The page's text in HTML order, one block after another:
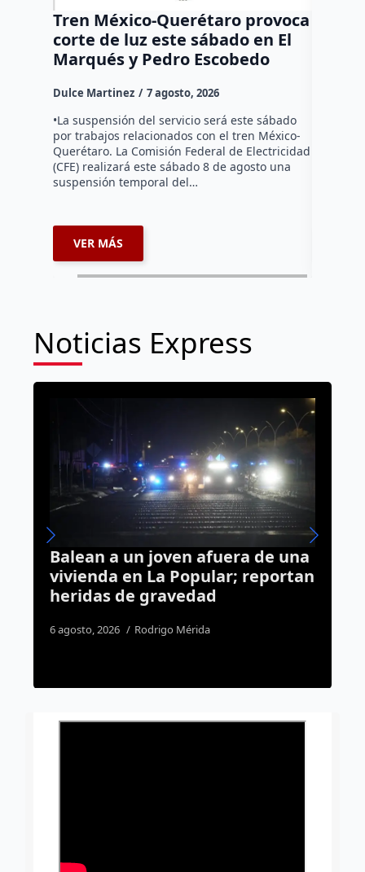
Tren México-Querétaro provoca
corte de luz este sábado en El
Marqués y Pedro Escobedo
Dulce Martinez 7 agosto, 2026
•La suspensión del servicio será este sábado
por trabajos relacionados con el tren México-
Querétaro. La Comisión Federal de Electricidad
(CFE) realizará este sábado 8 de agosto una
suspensión temporal del…
VER MÁS
Noticias Express
Más de mil detenidos y 82 autos
recuperados; así cerró julio la
Policía Estatal en Querétaro
1 agosto, 2026 Susana Ramos